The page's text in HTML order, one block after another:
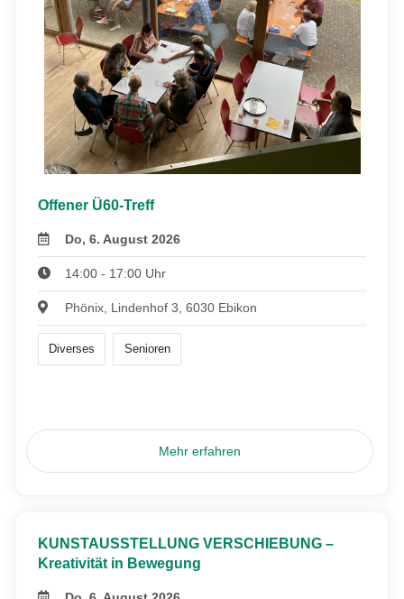
Offener Ü60-Treff
Do, 6. August 2026
14:00 - 17:00 Uhr
Phönix, Lindenhof 3, 6030 Ebikon
Diverses Senioren
Mehr erfahren
KUNSTAUSSTELLUNG VERSCHIEBUNG –
Kreativität in Bewegung